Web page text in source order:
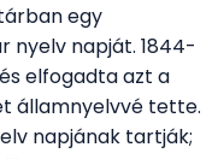
egy
nyelv napját. 1844-
elfogadta azt a
államnyelvvé tette.
napjának tartják;